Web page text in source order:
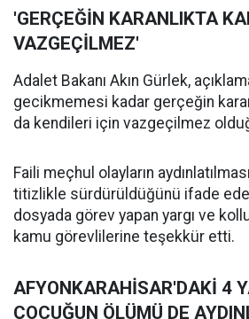
'GERÇEĞİN KARANLIKTA
VAZGEÇİLMEZ'
Adalet Bakanı Akın Gürlek,
gecikmemesi kadar gerçeğin
da kendileri için vazgeçilmez
Faili meçhul olayların
titizlikle sürdürüldüğünü ifade
dosyada görev yapan yargı ve
kamu görevlilerine teşekkür etti.
AFYONKARAHİSAR'DAKİ 4
ÇOCUĞUN ÖLÜMÜ DE